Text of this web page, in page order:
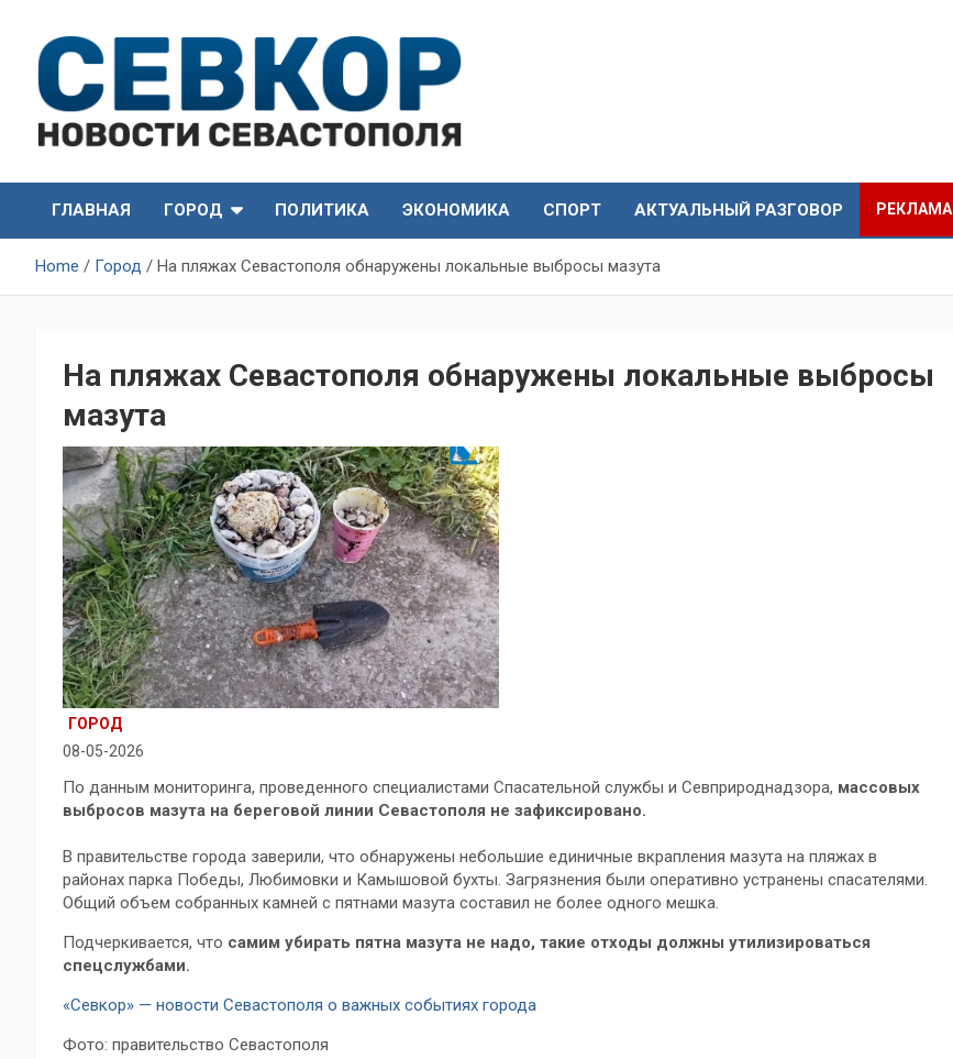
content
СевКор — Новости
Севастополя
Севастополя
ГЛАВНАЯ
ГОРОД ПОЛИТИКА ЭКОНОМИКА СПОРТ АКТУАЛЬНЫЙ РАЗГОВОР РЕКЛАМА
Home Город На пляжах Севастополя обнаружены локальные выбросы мазута
На пляжах Севастополя обнаружены локальные выбросы
мазута
ГОРОД
08-05-2026
По данным мониторинга, проведенного специалистами Спасательной службы и Севприроднадзора, массовых
выбросов мазута на береговой линии Севастополя не зафиксировано.
В правительстве города заверили, что обнаружены небольшие единичные вкрапления мазута на пляжах в
районах парка Победы, Любимовки и Камышовой бухты. Загрязнения были оперативно устранены спасателями.
Общий объем собранных камней с пятнами мазута составил не более одного мешка.
Подчеркивается, что самим убирать пятна мазута не надо, такие отходы должны утилизироваться
спецслужбами.
«Севкор» — новости Севастополя о важных событиях города
Фото: правительство Севастополя